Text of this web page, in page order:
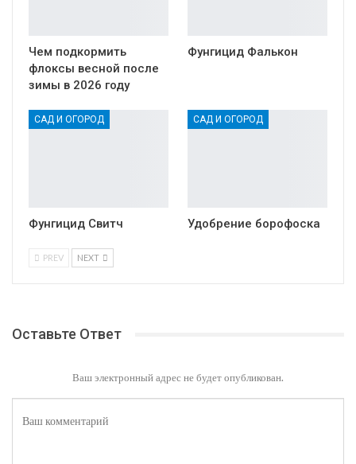
Чем подкормить
флоксы весной после
зимы в 2026 году
Фунгицид Фалькон
САД И ОГОРОД
Фунгицид Свитч
САД И ОГОРОД
Удобрение борофоска
PREV NEXT
Оставьте Ответ
Ваш электронный адрес не будет опубликован.